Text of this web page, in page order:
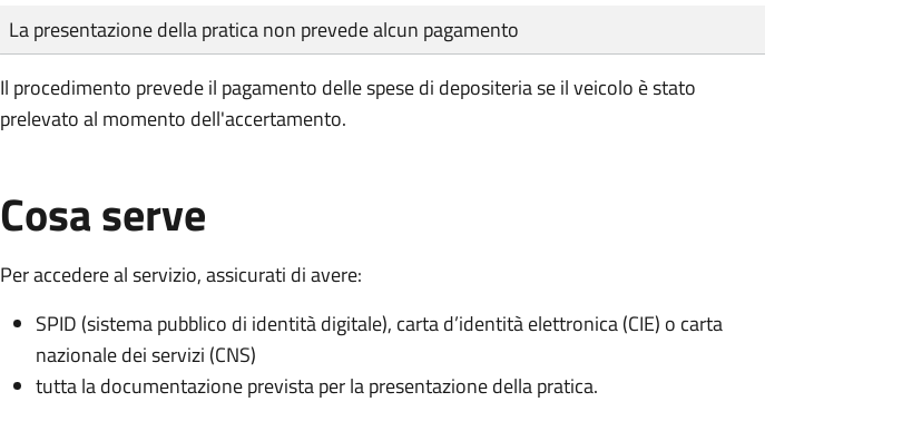
Tipo di pagamento
Importo
La presentazione della pratica non prevede alcun pagamento
Il procedimento prevede il pagamento delle spese di depositeria se il veicolo è stato
prelevato al momento dell'accertamento.
Cosa serve
Per accedere al servizio, assicurati di avere:
SPID (sistema pubblico di identità digitale), carta d’identità elettronica (CIE) o carta
nazionale dei servizi (CNS)
tutta la documentazione prevista per la presentazione della pratica.